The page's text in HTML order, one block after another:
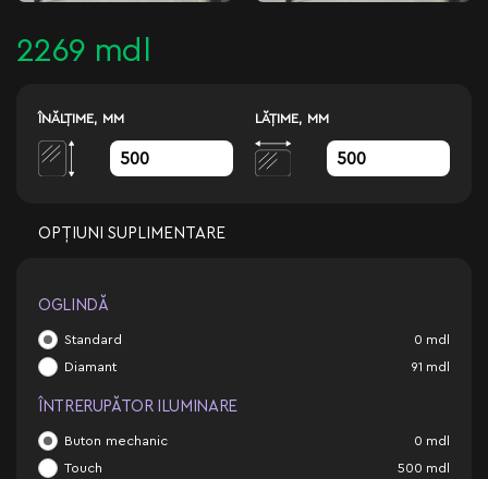
2269 mdl
ÎNĂLŢIME, MM LĂŢIME, MM
OPȚIUNI SUPLIMENTARE
OGLINDĂ
Standard 0 mdl
Diamant 91 mdl
ÎNTRERUPĂTOR ILUMINARE
Buton mechanic 0 mdl
Touch 500 mdl